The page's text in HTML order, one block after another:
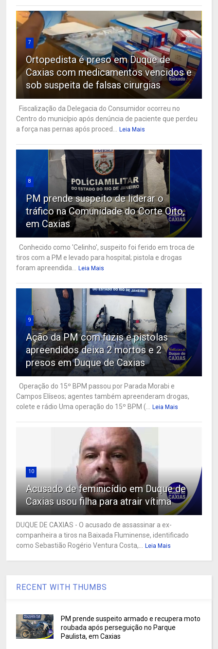
7
Ortopedista é preso em Duque de
Caxias com medicamentos vencidos e
sob suspeita de falsas cirurgias
Fiscalização da Delegacia do Consumidor ocorreu no
Centro do município após denúncia de paciente que perdeu
a força nas pernas após proced...
Leia Mais
8
PM prende suspeito de liderar o
tráfico na Comunidade do Corte Oito,
em Caxias
Conhecido como 'Celinho', suspeito foi ferido em troca de
tiros com a PM e levado para hospital; pistola e drogas
foram apreendida...
Leia Mais
9
Ação da PM com fuzis e pistolas
apreendidos deixa 2 mortos e 2
presos em Duque de Caxias
Operação do 15º BPM passou por Parada Morabi e
Campos Elíseos; agentes também apreenderam drogas,
colete e rádio Uma operação do 15º BPM (...
Leia Mais
10
Acusado de feminicídio em Duque de
Caxias usou filha para atrair vítima
DUQUE DE CAXIAS - O acusado de assassinar a ex-
companheira a tiros na Baixada Fluminense, identificado
como Sebastião Rogério Ventura Costa,...
Leia Mais
RECENT WITH THUMBS
PM prende suspeito armado e recupera moto
roubada após perseguição no Parque
Paulista, em Caxias